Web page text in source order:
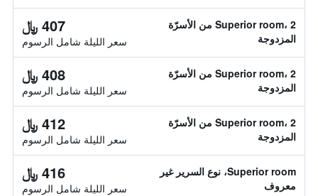
Superior room، 2 من الأسرّة
المزدوجة
407 ﷼
سعر الليلة شامل الرسوم
Superior room، 2 من الأسرّة
المزدوجة
408 ﷼
سعر الليلة شامل الرسوم
Superior room، 2 من الأسرّة
المزدوجة
412 ﷼
سعر الليلة شامل الرسوم
Superior room، نوع السرير غير
معروف
416 ﷼
سعر الليلة شامل الرسوم